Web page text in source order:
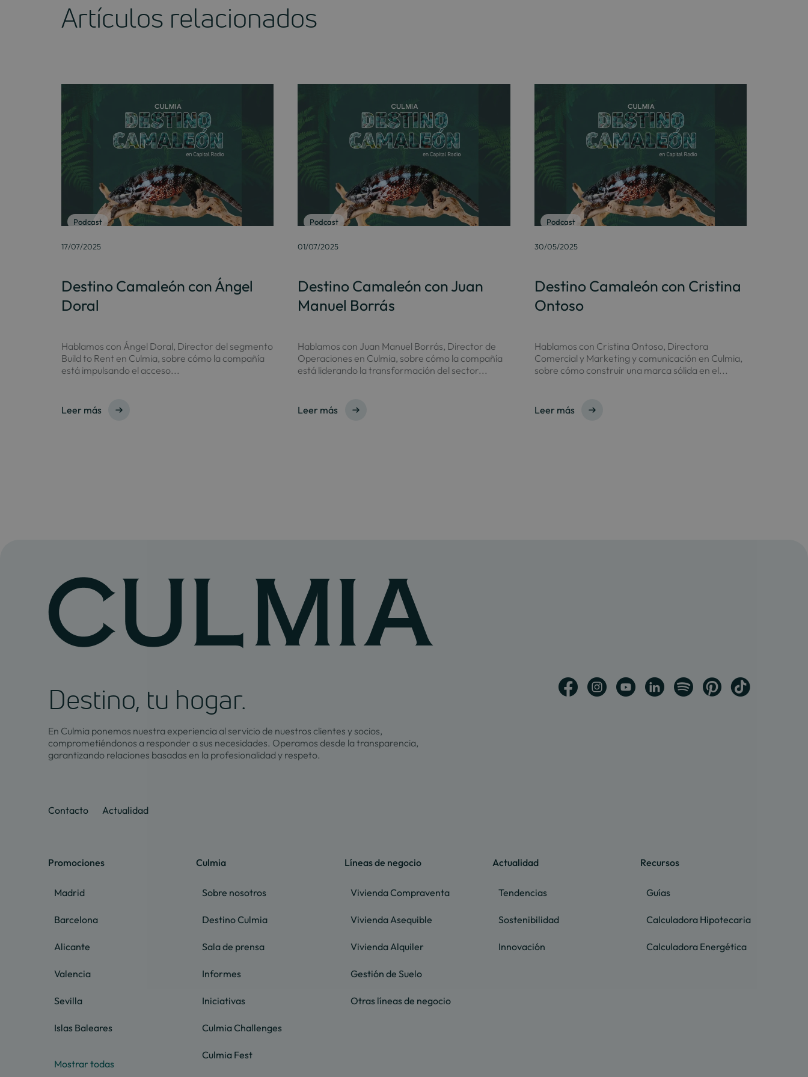
Artículos relacionados
Podcast
17/07/2025
Destino Camaleón con Ángel
Doral
Hablamos con Ángel Doral, Director del segmento
Build to Rent en Culmia, sobre cómo la compañía
está impulsando el acceso...
Leer más
Podcast
01/07/2025
Destino Camaleón con Juan
Manuel Borrás
Hablamos con Juan Manuel Borrás, Director de
Operaciones en Culmia, sobre cómo la compañía
está liderando la transformación del sector...
Leer más
Podcast
30/05/2025
Destino Camaleón con Cristina
Ontoso
Hablamos con Cristina Ontoso, Directora
Comercial y Marketing y comunicación en Culmia,
sobre cómo construir una marca sólida en el...
Leer más
Destino, tu hogar.
En Culmia ponemos nuestra experiencia al servicio de nuestros clientes y socios,
comprometiéndonos a responder a sus necesidades. Operamos desde la transparencia,
garantizando relaciones basadas en la profesionalidad y respeto.
Contacto Actualidad
Promociones
Madrid
Barcelona
Alicante
Valencia
Sevilla
Islas Baleares
Mostrar todas
Culmia
Sobre nosotros
Destino Culmia
Sala de prensa
Informes
Iniciativas
Culmia Challenges
Culmia Fest
Líneas de negocio
Vivienda Compraventa
Vivienda Asequible
Vivienda Alquiler
Gestión de Suelo
Otras líneas de negocio
Actualidad
Tendencias
Sostenibilidad
Innovación
Recursos
Guías
Calculadora Hipotecaria
Calculadora Energética